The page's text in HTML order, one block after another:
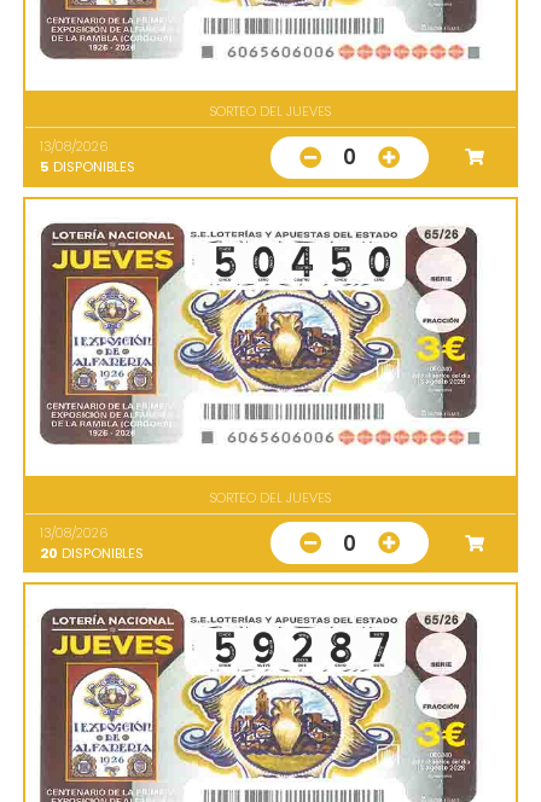
SORTEO DEL JUEVES
13/08/2026
5 DISPONIBLES 0
SORTEO DEL JUEVES
13/08/2026
20 DISPONIBLES 0